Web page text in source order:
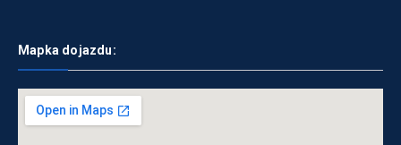
Mapka dojazdu: